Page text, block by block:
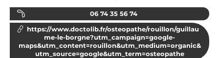
06 74 35 56 74
https://www.doctolib.fr/osteopathe/rouillon/guillau
me-le-borgne?utm_campaign=google-
maps&utm_content=rouillon&utm_medium=organic&
utm_source=google&utm_term=osteopathe